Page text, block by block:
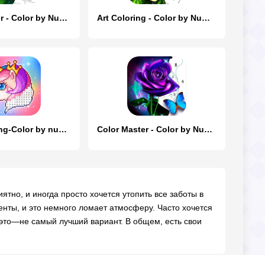
Casual Color - Color by Number Art Coloring - Color by Number
Pixel Coloring-Color by number Color Master - Color by Number
и иногда просто хочется утопить все заботы в
и это немного ломает атмосферу. Часто хочется
это—не самый лучший вариант. В общем, есть свои